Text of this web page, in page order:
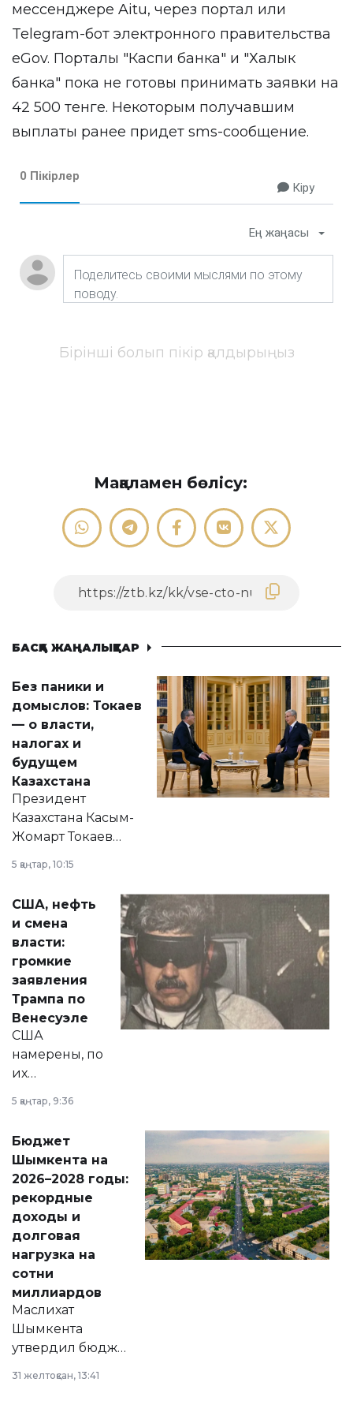
мессенджере Aitu, через портал или
Telegram-бот электронного правительства
eGov. Порталы "Каспи банка" и "Халык
банка" пока не готовы принимать заявки на
42 500 тенге. Некоторым получавшим
выплаты ранее придет sms-сообщение.
0 Пікірлер
Кіру
Ең жаңасы
Бірінші болып пікір қалдырыңыз
Мақаламен бөлісу:
БАСҚА ЖАҢАЛЫҚТАР
Без паники и
домыслов: Токаев
— о власти,
налогах и
будущем
Казахстана
Президент
Казахстана Касым-
Жомарт Токаев
сразу несколько
актуальных тем —
от слухов о
политических
реформах до
вопросов армии,
экономики и
личного здоровья.
5 қаңтар, 10:15
США, нефть
и смена
власти:
громкие
заявления
Трампа по
Венесуэле
США
намерены, по
их
принести
народу
Венесуэлы.
5 қаңтар, 9:36
Бюджет
Шымкента на
2026–2028 годы:
рекордные
доходы и
долговая
нагрузка на
сотни
миллиардов
Маслихат
Шымкента
утвердил бюджет
2028 годы.
31 желтоқсан, 13:41